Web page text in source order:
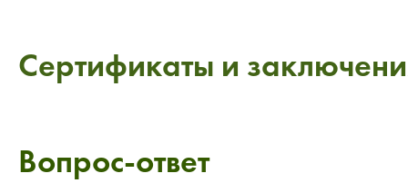
Сертификаты и
Вопрос-ответ